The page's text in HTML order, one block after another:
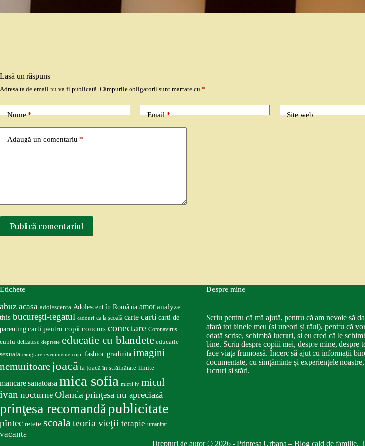
Lasă un răspuns
Adresa ta de email nu va fi publicată. Câmpurile obligatorii sunt marcate cu *
Nume* Email* Site web
Adaugă un comentariu *
Publică comentariul
Etichete
abuz acasa adolescenta Adolescent în România amor analyze
this bucureşti-regatul cadouri ca la școală carte carti carti de
parenting carti pentru copii concurs conectare Coronavirus
cuplu delicatese depresie educatie cu blandete educatie
sexuala emigrare evenimente copii fashion gradinita imagini
nemuritoare joacă la joacă în străinătate limite
mancare sanatoasa mica sofia micul iv micul
ivan nocturneOlanda prinţesa nu apreciază
prinţesa recomandăpublicitate
pîntec retete scoalateoria vieţii terapie umanitar
vacanta
Despre mine
Scriu pentru că mă ajută, pentru că am nevoie să
afară tot binele meu (și uneori și răul), pentru că
odată scrise, schimbă lucruri, și eu cred că le
bine. Scriu despre copiii mei, despre mine, despre
face viața frumoasă. Încerc să ajut cu informații
documentate, cu simțăminte și experiențele
lucruri și stări.
Drepturi de autor © 2026 - Printesa Urbana – Blog cald de familie.